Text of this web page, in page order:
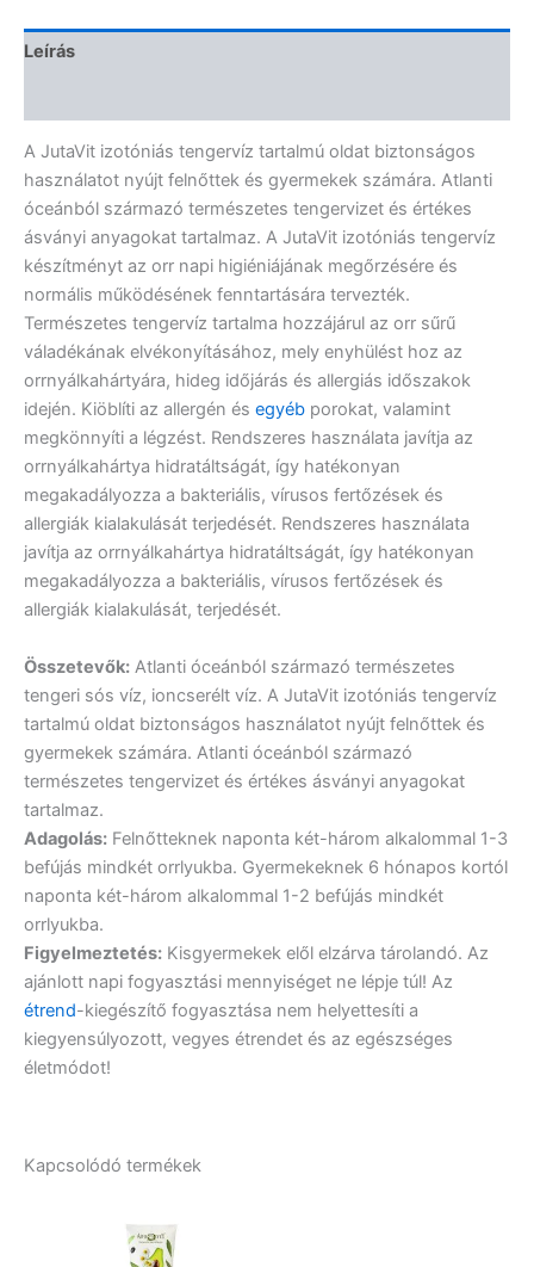
Leírás
A JutaVit izotóniás tengervíz tartalmú oldat biztonságos
használatot nyújt felnőttek és gyermekek számára. Atlanti
óceánból származó természetes tengervizet és értékes
ásványi anyagokat tartalmaz. A JutaVit izotóniás tengervíz
készítményt az orr napi higiéniájának megőrzésére és
normális működésének fenntartására tervezték.
Természetes tengervíz tartalma hozzájárul az orr sűrű
váladékának elvékonyításához, mely enyhülést hoz az
orrnyálkahártyára, hideg időjárás és allergiás időszakok
idején. Kiöblíti az allergén és egyéb porokat, valamint
megkönnyíti a légzést. Rendszeres használata javítja az
orrnyálkahártya hidratáltságát, így hatékonyan
megakadályozza a bakteriális, vírusos fertőzések és
allergiák kialakulását terjedését. Rendszeres használata
javítja az orrnyálkahártya hidratáltságát, így hatékonyan
megakadályozza a bakteriális, vírusos fertőzések és
allergiák kialakulását, terjedését.
Összetevők: Atlanti óceánból származó természetes
tengeri sós víz, ioncserélt víz. A JutaVit izotóniás tengervíz
tartalmú oldat biztonságos használatot nyújt felnőttek és
gyermekek számára. Atlanti óceánból származó
természetes tengervizet és értékes ásványi anyagokat
tartalmaz.
Adagolás: Felnőtteknek naponta két-három alkalommal 1-3
befújás mindkét orrlyukba. Gyermekeknek 6 hónapos kortól
naponta két-három alkalommal 1-2 befújás mindkét
orrlyukba.
Figyelmeztetés: Kisgyermekek elől elzárva tárolandó. Az
ajánlott napi fogyasztási mennyiséget ne lépje túl! Az
étrend-kiegészítő fogyasztása nem helyettesíti a
kiegyensúlyozott, vegyes étrendet és az egészséges
életmódot!
Kapcsolódó termékek